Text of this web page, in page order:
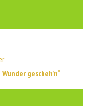
gescheh’n“